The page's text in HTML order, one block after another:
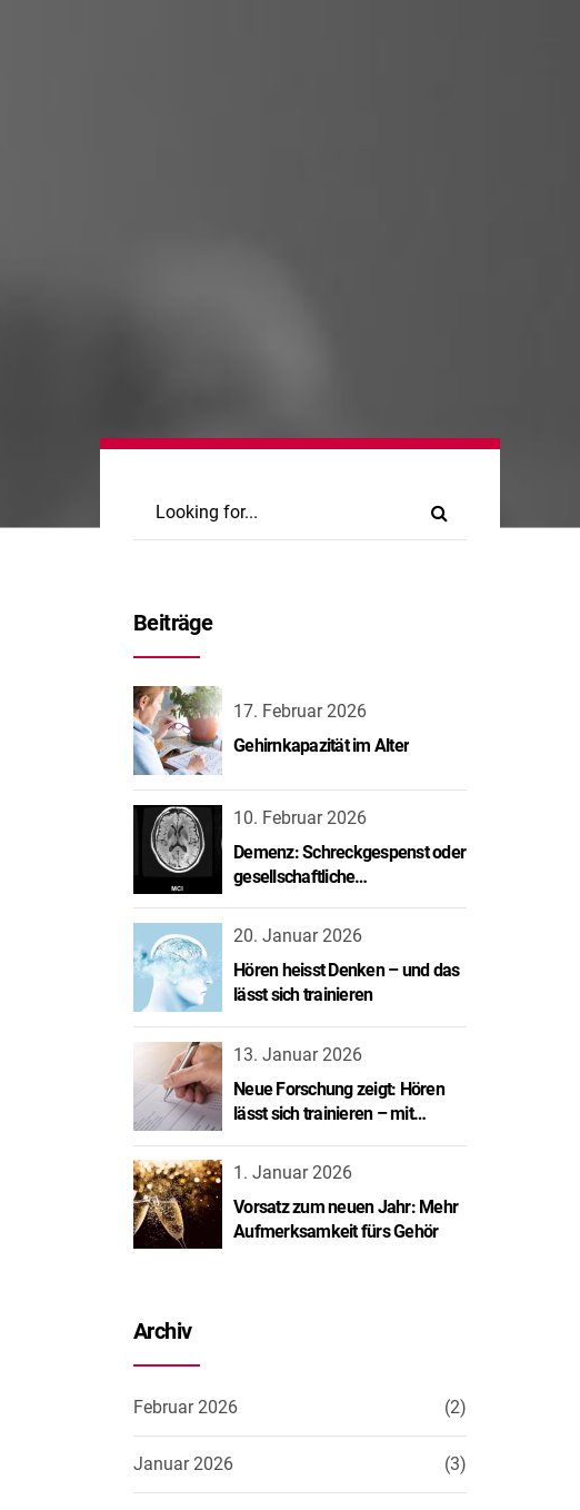
Beiträge
17. Februar 2026
Gehirnkapazität im Alter
10. Februar 2026
Demenz: Schreckgespenst oder
gesellschaftliche
20. Januar 2026
Hören heisst Denken – und das
lässt sich trainieren
13. Januar 2026
Neue Forschung zeigt: Hören
lässt sich trainieren – mit
1. Januar 2026
Vorsatz zum neuen Jahr: Mehr
Aufmerksamkeit fürs Gehör
Archiv
Februar 2026 (2)
Januar 2026 (3)